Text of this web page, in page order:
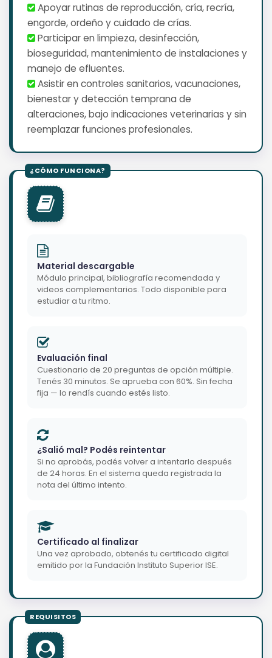
️ Apoyar rutinas de reproducción, cría, recría,
engorde, ordeño y cuidado de crías.
️ Participar en limpieza, desinfección,
bioseguridad, mantenimiento de instalaciones y
manejo de efluentes.
️ Asistir en controles sanitarios, vacunaciones,
bienestar y detección temprana de
alteraciones, bajo indicaciones veterinarias y sin
reemplazar funciones profesionales.
Material descargable
Módulo principal, bibliografía recomendada y
videos complementarios. Todo disponible para
estudiar a tu ritmo.
Evaluación final
Cuestionario de 20 preguntas de opción múltiple.
Tenés 30 minutos. Se aprueba con 60%. Sin fecha
fija — lo rendís cuando estés listo.
¿Salió mal? Podés reintentar
Si no aprobás, podés volver a intentarlo después
de 24 horas. En el sistema queda registrada la
nota del último intento.
Certificado al finalizar
Una vez aprobado, obtenés tu certificado digital
emitido por la Fundación Instituto Superior ISE.